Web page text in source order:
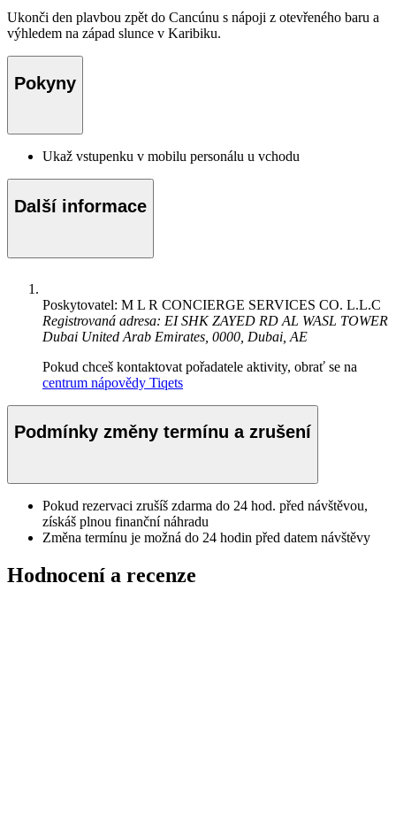
Ukonči den plavbou zpět do Cancúnu s nápoji z otevřeného baru a
výhledem na západ slunce v Karibiku.
Pokyny
Ukaž vstupenku v mobilu personálu u vchodu
Další informace
Poskytovatel: M L R CONCIERGE SERVICES CO. L.L.C
Registrovaná adresa: EI SHK ZAYED RD AL WASL TOWER
Dubai United Arab Emirates, 0000, Dubai, AE
Pokud chceš kontaktovat pořadatele aktivity, obrať se na
centrum nápovědy Tiqets
Podmínky změny termínu a zrušení
Pokud rezervaci zrušíš zdarma do 24 hod. před návštěvou,
získáš plnou finanční náhradu
Změna termínu je možná do 24 hodin před datem návštěvy
Hodnocení a recenze